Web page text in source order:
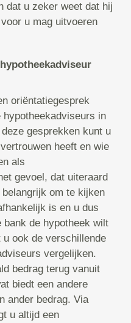
dat u zeker weet dat hij
u mag uitvoeren
oriëntatiegesprek
in
gesprekken kunt u
heeft en wie
als
gevoel, dat uiteraard
om te kijken
is en u dus
bank de hypotheek wilt
u ook de verschillende
vergelijken.
bedrag terug vanuit
biedt een andere
ander bedrag. Via
u altijd een